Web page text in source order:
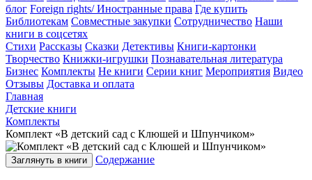
блог Foreign rights/ Иностранные права Где купить
Библиотекам Совместные закупки Сотрудничество Наши
книги в соцсетях
Стихи Рассказы Сказки Детективы Книги-картонки
Творчество Книжки-игрушки Познавательная литература
Бизнес Комплекты Не книги Серии книг Мероприятия Видео
Отзывы Доставка и оплата
Главная
Детские книги
Комплекты
Комплект «В детский сад с Клюшей и Шпунчиком»
Заглянуть в книги Содержание